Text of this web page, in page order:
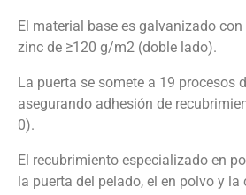
El material base es galvanizado
zinc de ≥120 g/m2 (doble lado).
La puerta se somete a 19 procesos
asegurando adhesión de
0).
El recubrimiento especializado en
la puerta del pelado, el en polvo y la